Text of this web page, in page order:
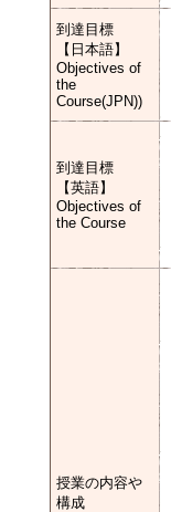
到達目標
【日本語】
Objectives of
the
Course(JPN))
到達目標
【英語】
Objectives of
the Course
授業の内容や
構成